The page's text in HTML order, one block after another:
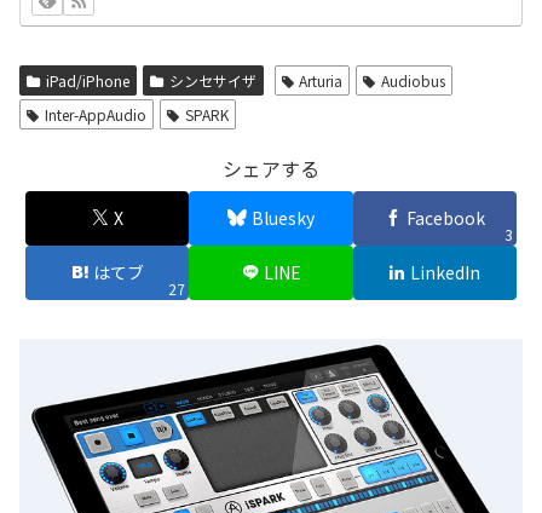
iPad/iPhone シンセサイザ Arturia
Audiobus
Inter-AppAudio
SPARK
シェアする
X Bluesky Facebook
3
はてブ
27
LINE LinkedIn